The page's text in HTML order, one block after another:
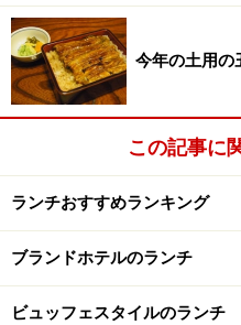
※メニューや料金などのデータ
の内容です。
今年の土用の
この記事に
ランチおすすめランキング
ブランドホテルのランチ
ビュッフェスタイルのランチ